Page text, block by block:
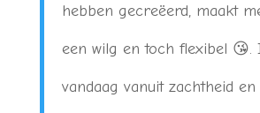
hebben gecreëerd, maakt
een wilg en toch flexibel 😘.
vandaag vanuit zachtheid en